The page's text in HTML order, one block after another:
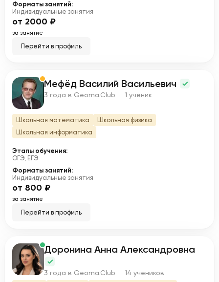
Форматы занятий:
Индивидуальные занятия
от 2000 ₽
за занятие
Перейти в профиль
М Мефёд Василий Васильевич
3 года в Geoma.Club · 1 ученик
Школьная математика
Школьная физика
Школьная информатика
Этапы обучения:
ОГЭ, ЕГЭ
Форматы занятий:
Индивидуальные занятия
от 800 ₽
за занятие
Перейти в профиль
Д Доронина Анна Александровна
3 года в Geoma.Club · 14 учеников